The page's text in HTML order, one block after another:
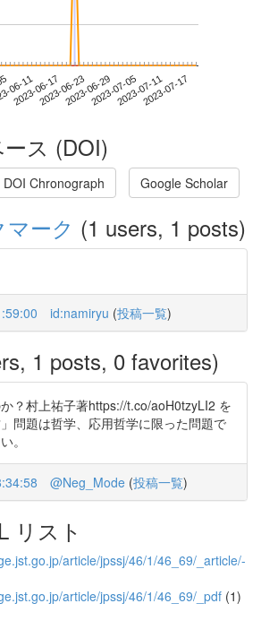
06-11
2023-06-172023-06-232023-06-292023-07-052023-07-112023-07-17
ス (DOI)
DOI Chronograph Google Scholar
ーク (1 users, 1 posts)
id:namiryu (投稿一覧)
1 posts, 0 favorites)
？村上祐子著https://t.co/aoH0tzyLI2 を
問題は哲学、応用哲学に限った問題で
。
@Neg_Mode (投稿一覧)
リスト
article/jpssj/46/1/46_69/_article/-
article/jpssj/46/1/46_69/_pdf (1)